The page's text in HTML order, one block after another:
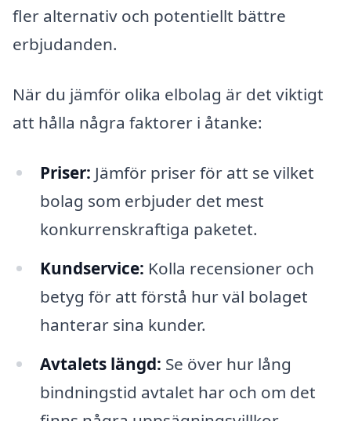
fler alternativ och potentiellt bättre
erbjudanden.
När du jämför olika elbolag är det viktigt
att hålla några faktorer i åtanke:
Priser: Jämför priser för att se vilket
bolag som erbjuder det mest
konkurrenskraftiga paketet.
Kundservice: Kolla recensioner och
betyg för att förstå hur väl bolaget
hanterar sina kunder.
Avtalets längd: Se över hur lång
bindningstid avtalet har och om det